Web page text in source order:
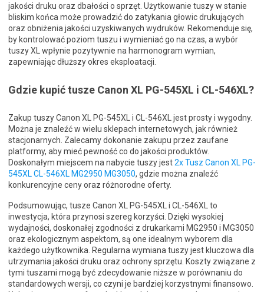
jakości druku oraz dbałości o sprzęt. Użytkowanie tuszy w stanie
bliskim końca może prowadzić do zatykania głowic drukujących
oraz obniżenia jakości uzyskiwanych wydruków. Rekomenduje się,
by kontrolować poziom tuszu i wymieniać go na czas, a wybór
tuszy XL wpłynie pozytywnie na harmonogram wymian,
zapewniając dłuższy okres eksploatacji.
Gdzie kupić tusze Canon XL PG-545XL i CL-546XL?
Zakup tuszy Canon XL PG-545XL i CL-546XL jest prosty i wygodny.
Można je znaleźć w wielu sklepach internetowych, jak również
stacjonarnych. Zalecamy dokonanie zakupu przez zaufane
platformy, aby mieć pewność co do jakości produktów.
Doskonałym miejscem na nabycie tuszy jest2x Tusz Canon XL PG-
545XL CL-546XL MG2950 MG3050, gdzie można znaleźć
konkurencyjne ceny oraz różnorodne oferty.
Podsumowując, tusze Canon XL PG-545XL i CL-546XL to
inwestycja, która przynosi szereg korzyści. Dzięki wysokiej
wydajności, doskonałej zgodności z drukarkami MG2950 i MG3050
oraz ekologicznym aspektom, są one idealnym wyborem dla
każdego użytkownika. Regularna wymiana tuszy jest kluczowa dla
utrzymania jakości druku oraz ochrony sprzętu. Koszty związane z
tymi tuszami mogą być zdecydowanie niższe w porównaniu do
standardowych wersji, co czyni je bardziej korzystnymi finansowo.